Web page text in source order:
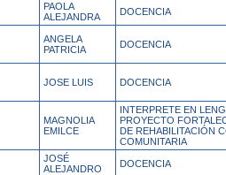
PAOLA
ALEJANDRA
DOCENCIA
ANGELA
PATRICIA
DOCENCIA
JOSE LUIS DOCENCIA
MAGNOLIA
EMILCE
INTERPRETE EN
PROYECTO
DE REHABILITACIÓN
COMUNITARIA
JOSÉ
ALEJANDRO
DOCENCIA